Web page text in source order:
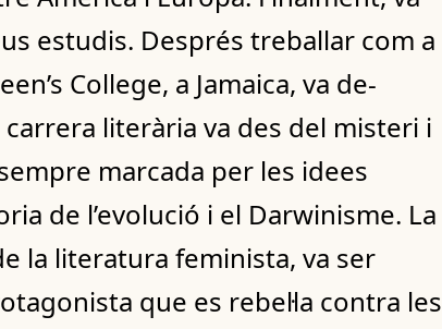
estudis. Després treballar com a
College, a Jamaica, va de-
literària va des del misteri i
marcada per les idees
de l’evolució i el Darwinisme. La
la literatura feminista, va ser
que es rebel·la contra les